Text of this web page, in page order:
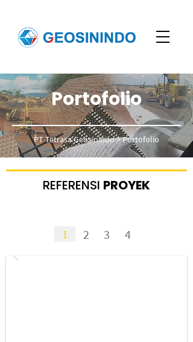
Portofolio
PT Tetrasa Geosinindo> Portofolio
REFERENSI PROYEK
1 2 3 4